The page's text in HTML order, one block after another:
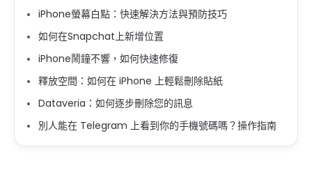
iPhone螢幕白點：快速解決方法與預防技巧
如何在Snapchat上新增位置
iPhone鬧鐘不響，如何快速修復
釋放空間：如何在 iPhone 上輕鬆刪除貼紙
Dataveria：如何逐步刪除您的訊息
別人能在 Telegram 上看到你的手機號碼嗎？操作指南